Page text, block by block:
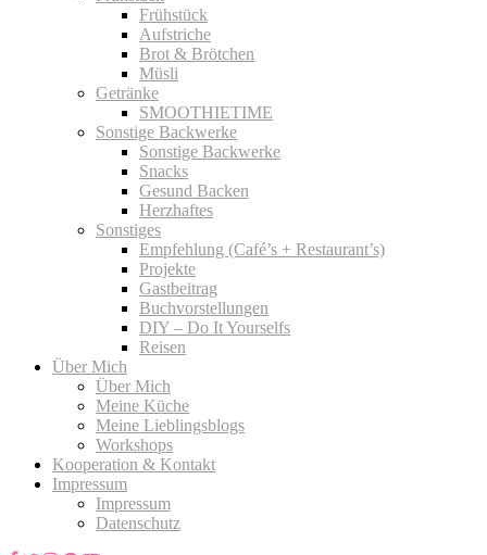
Frühstück
Aufstriche
Brot & Brötchen
Müsli
Getränke
SMOOTHIETIME
Sonstige Backwerke
Sonstige Backwerke
Snacks
Gesund Backen
Herzhaftes
Sonstiges
Empfehlung (Café’s + Restaurant’s)
Projekte
Gastbeitrag
Buchvorstellungen
DIY – Do It Yourselfs
Reisen
Über Mich
Über Mich
Meine Küche
Meine Lieblingsblogs
Workshops
Kooperation & Kontakt
Impressum
Impressum
Datenschutz